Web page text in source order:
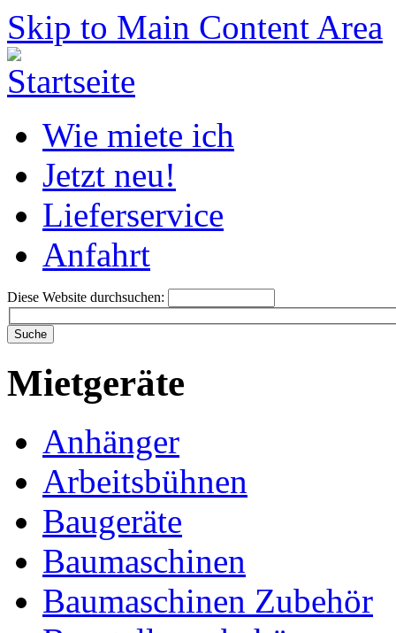
Skip to Main Content Area
Wie miete ich
Jetzt neu!
Lieferservice
Anfahrt
Diese Website durchsuchen:
Mietgeräte
Anhänger
Arbeitsbühnen
Baugeräte
Baumaschinen
Baumaschinen Zubehör